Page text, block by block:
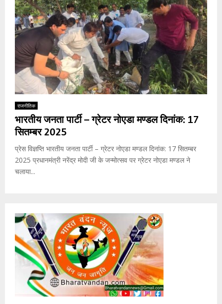
राजनीतिक
भारतीय जनता पार्टी – ग्रेटर नोएडा मण्डल दिनांक: 17
सितम्बर 2025
प्रेस विज्ञप्ति भारतीय जनता पार्टी – ग्रेटर नोएडा मण्डल दिनांक: 17 सितम्बर
2025 प्रधानमंत्री नरेंद्र मोदी जी के जन्मोत्सव पर ग्रेटर नोएडा मण्डल ने
चलाया...